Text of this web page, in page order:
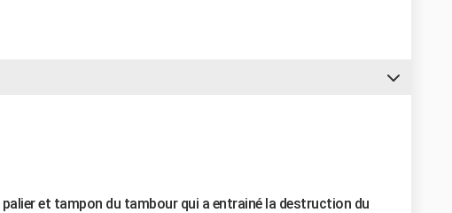
et tampon du tambour qui a entrainé la destruction du